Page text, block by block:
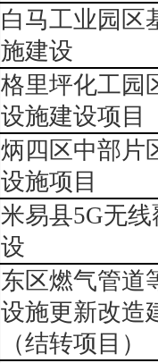
白马工业园区
施建设
格里坪化工园
设施建设项目
炳四区中部片
设施项目
米易县5G无线
设
东区燃气管道
设施更新改造
（结转项目）